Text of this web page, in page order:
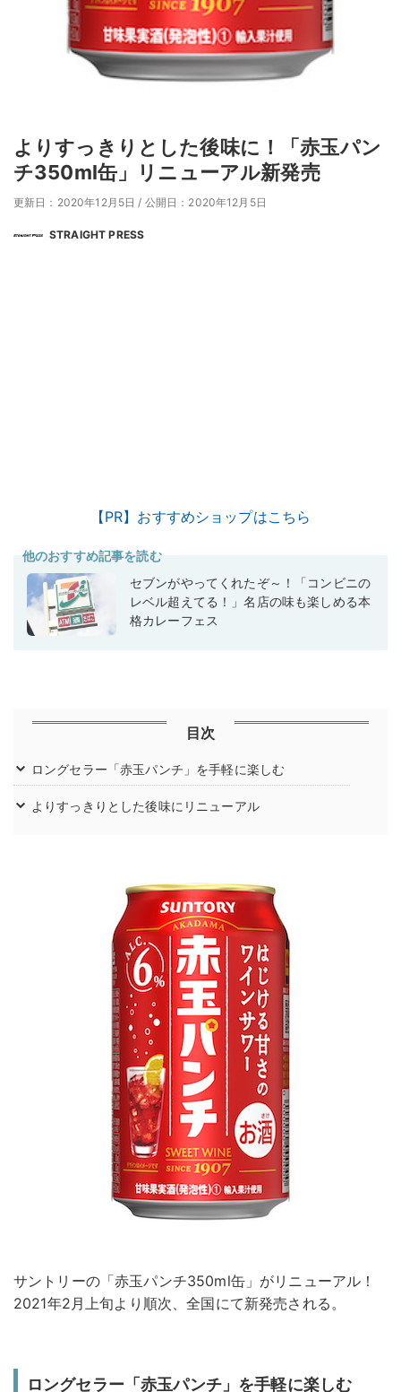
よりすっきりとした後味に！「赤玉パン
チ350ml缶」リニューアル新発売
更新日：2020年12月5日 / 公開日：2020年12月5日
STRAIGHT PRESS
【PR】おすすめショップはこちら
他のおすすめ記事を読む
セブンがやってくれたぞ～！「コンビニの
レベル超えてる！」名店の味も楽しめる本
格カレーフェス
目次
ロングセラー「赤玉パンチ」を手軽に楽しむ
よりすっきりとした後味にリニューアル
サントリーの「赤玉パンチ350ml缶」がリニューアル！
2021年2月上旬より順次、全国にて新発売される。
ロングセラー「赤玉パンチ」を手軽に楽しむ